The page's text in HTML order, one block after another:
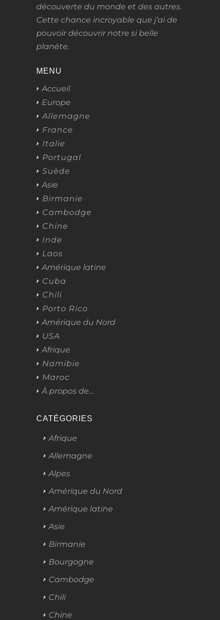
découverte du monde et des autres.
Cette chance incroyable que j’ai de
pouvoir découvrir notre si belle
planète.
MENU
Accueil
Europe
Allemagne
France
Italie
Portugal
Suède
Asie
Birmanie
Cambodge
Chine
Inde
Laos
Amérique latine
Cuba
Chili
Porto Rico
Amérique du Nord
USA
Afrique
Namibie
Maroc
À propos de…
CATÉGORIES
Afrique
Allemagne
Alpes
Amérique du Nord
Amérique latine
Asie
Birmanie
Bourgogne
Cambodge
Chili
Chine